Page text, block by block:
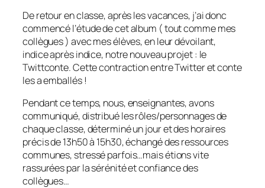
De retour en classe, après les vacances, j’ai donc
commencé l’étude de cet album ( tout comme mes
collègues ) avec mes élèves, en leur dévoilant,
indice après indice, notre nouveau projet : le
Twittconte. Cette contraction entre Twitter et conte
les a emballés !
Pendant ce temps, nous, enseignantes, avons
communiqué, distribué les rôles/personnages de
chaque classe, déterminé un jour et des horaires
précis de 13h50 à 15h30, échangé des ressources
communes, stressé parfois…mais étions vite
rassurées par la sérénité et confiance des
collègues…